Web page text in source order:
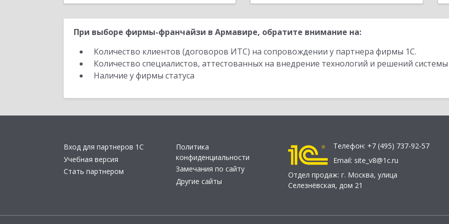
При выборе фирмы-франчайзи в Армавире, обратите внимание на:
Количество клиентов (договоров ИТС) на сопровождении у партнера фирмы 1С.
Количество специалистов, аттестованных на внедрение технологий и решений
Наличие у фирмы статуса
Вход для партнеров 1С
Учебная версия
Стать партнером
Политика
конфиденциальности
Замечания по сайту
Другие сайты
Телефон: +7 (495) 737-92-57
Email: site_v8@1c.ru
Отдел продаж: г. Москва, улица
Селезнёвская, дом 21